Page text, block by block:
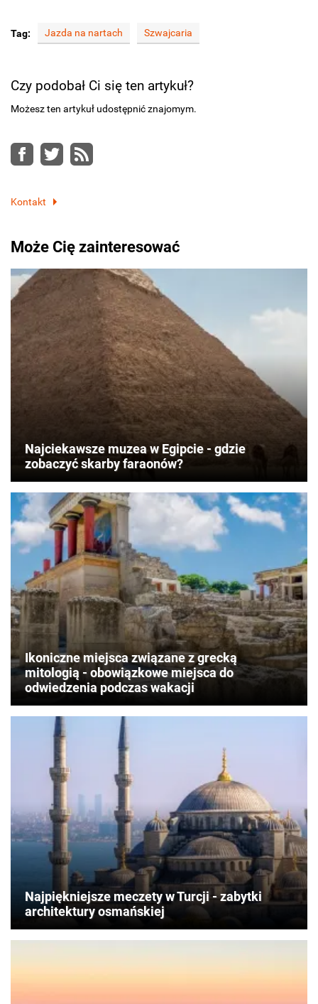
Tag: Jazda na nartach Szwajcaria
Czy podobał Ci się ten artykuł?
Możesz ten artykuł udostępnić znajomym.
Facebook
Twitter
RSS
Kontakt
Może Cię zainteresować
Najciekawsze muzea w Egipcie - gdzie
zobaczyć skarby faraonów?
Ikoniczne miejsca związane z grecką
mitologią - obowiązkowe miejsca do
odwiedzenia podczas wakacji
Najpiękniejsze meczety w Turcji - zabytki
architektury osmańskiej